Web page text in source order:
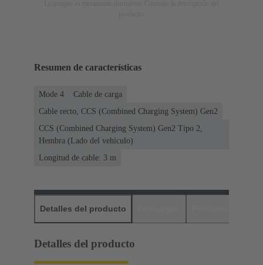
Resumen de características
Mode 4
Cable de carga
Cable recto, CCS (Combined Charging System) Gen2
CCS (Combined Charging System) Gen2 Tipo 2,
Hembra (Lado del vehículo)
Longitud de cable: 3 m
Detalles del producto
Detalles del producto